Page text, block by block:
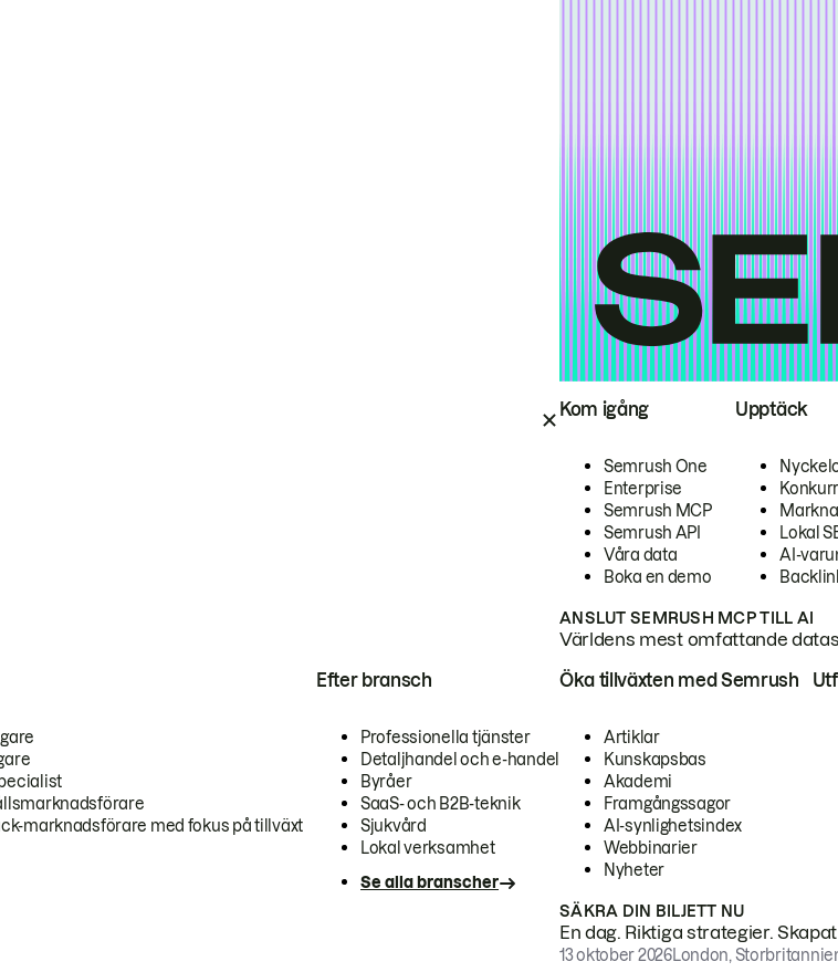
Kom igång
Semrush One
Enterprise
Semrush MCP
Semrush API
Våra data
Boka en demo
Upptäck
Lokal
AI-
ANSLUT SEMRUSH MCP TILL AI
Världens mest omfattande
marknadsförare med fokus på tillväxt
Efter bransch
Professionella tjänster
Detaljhandel och e-handel
Byråer
SaaS- och B2B-teknik
Sjukvård
Lokal verksamhet
Se alla branscher
Öka tillväxten med Semrush
Artiklar
Kunskapsbas
Akademi
Framgångssagor
AI-synlighetsindex
Webbinarier
Nyheter
SÄKRA DIN BILJETT NU
En dag. Riktiga strategier.
13 oktober 2026London,